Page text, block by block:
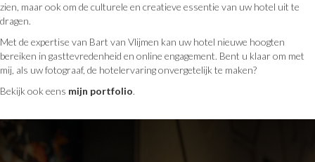
zien, maar ook om de culturele en creatieve essentie van uw hotel uit te
dragen.
Met de expertise van Bart van Vlijmen kan uw hotel nieuwe hoogten
bereiken in gasttevredenheid en online engagement. Bent u klaar om met
mij, als uw fotograaf, de hotelervaring onvergetelijk te maken?
Bekijk ook eens mijn portfolio.